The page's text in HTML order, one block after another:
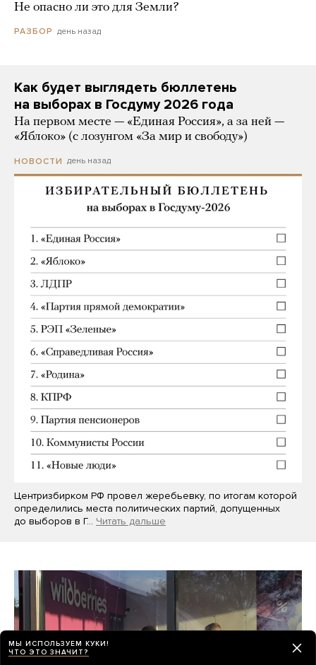
Не опасно ли это для Земли?
РАЗБОР день назад
Как будет выглядеть бюллетень
на выборах в Госдуму 2026 года
На первом месте — «Единая Россия», а за ней —
«Яблоко» (с лозунгом «За мир и свободу»)
НОВОСТИ день назад
Центризбирком РФ провел жеребьевку, по итогам которой
определились места политических партий, допущенных
до выборов в Г… Читать дальше
МЫ ИСПОЛЬЗУЕМ КУКИ!
ЧТО ЭТО ЗНАЧИТ?